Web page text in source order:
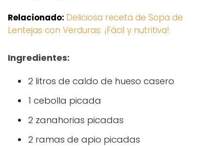
Relacionado: Deliciosa receta de Sopa de
Lentejas con Verduras: ¡Fácil y nutritiva!
Ingredientes:
2 litros de caldo de hueso casero
1 cebolla picada
2 zanahorias picadas
2 ramas de apio picadas